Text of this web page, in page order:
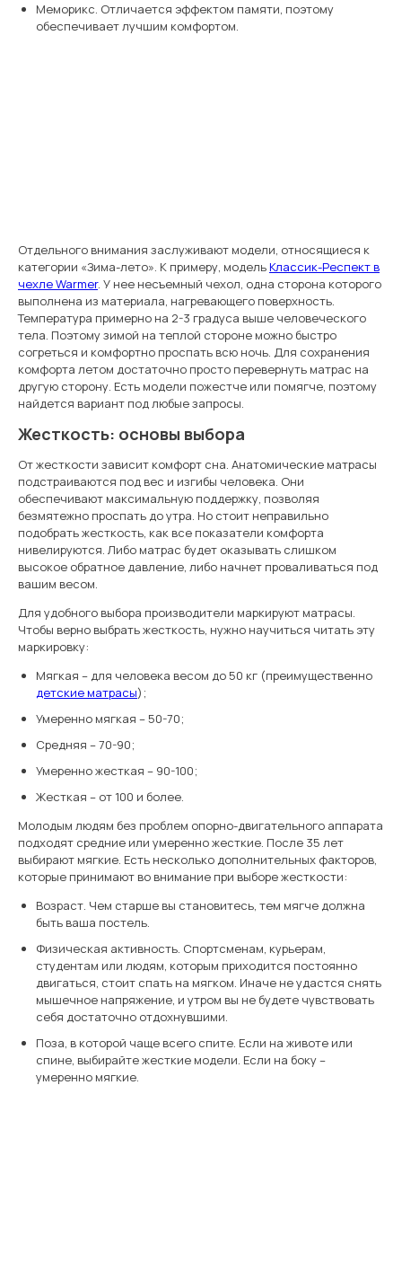
Меморикс. Отличается эффектом памяти, поэтому
обеспечивает лучшим комфортом.
Отдельного внимания заслуживают модели, относящиеся к
категории «Зима-лето». К примеру, модельКлассик-Респект в
чехле Warmer. У нее несъемный чехол, одна сторона которого
выполнена из материала, нагревающего поверхность.
Температура примерно на 2-3 градуса выше человеческого
тела. Поэтому зимой на теплой стороне можно быстро
согреться и комфортно проспать всю ночь. Для сохранения
комфорта летом достаточно просто перевернуть матрас на
другую сторону. Есть модели пожестче или помягче, поэтому
найдется вариант под любые запросы.
Жесткость: основы выбора
От жесткости зависит комфорт сна. Анатомические матрасы
подстраиваются под вес и изгибы человека. Они
обеспечивают максимальную поддержку, позволяя
безмятежно проспать до утра. Но стоит неправильно
подобрать жесткость, как все показатели комфорта
нивелируются. Либо матрас будет оказывать слишком
высокое обратное давление, либо начнет проваливаться под
вашим весом.
Для удобного выбора производители маркируют матрасы.
Чтобы верно выбрать жесткость, нужно научиться читать эту
маркировку:
Мягкая – для человека весом до 50 кг (преимущественно
детские матрасы);
Умеренно мягкая – 50-70;
Средняя – 70-90;
Умеренно жесткая – 90-100;
Жесткая – от 100 и более.
Молодым людям без проблем опорно-двигательного аппарата
подходят средние или умеренно жесткие. После 35 лет
выбирают мягкие. Есть несколько дополнительных факторов,
которые принимают во внимание при выборе жесткости:
Возраст. Чем старше вы становитесь, тем мягче должна
быть ваша постель.
Физическая активность. Спортсменам, курьерам,
студентам или людям, которым приходится постоянно
двигаться, стоит спать на мягком. Иначе не удастся снять
мышечное напряжение, и утром вы не будете чувствовать
себя достаточно отдохнувшими.
Поза, в которой чаще всего спите. Если на животе или
спине, выбирайте жесткие модели. Если на боку –
умеренно мягкие.